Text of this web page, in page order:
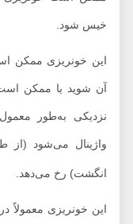
خیس شود.
این خونریزی ممکن است
آن شوید یا ممکن است چند
نزدیکی به‌طور معمول
واژینال می‌شود (از
انگشت) رخ می‌دهد.